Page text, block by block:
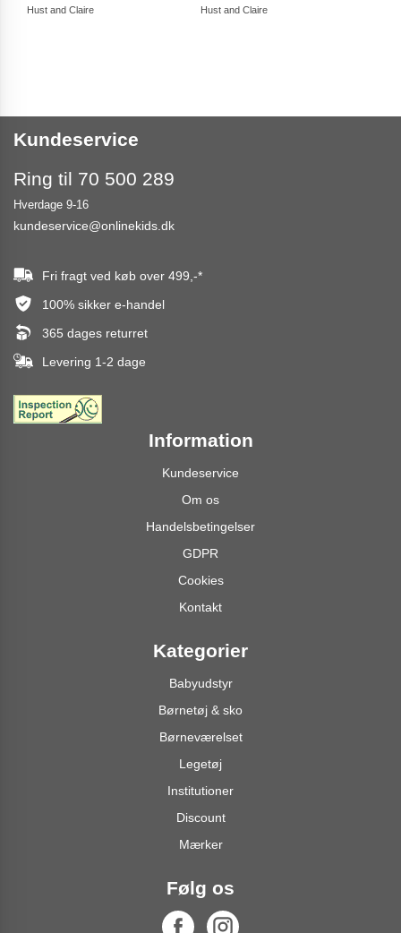
Hust and Claire Hust and Claire
Kundeservice
Ring til 70 500 289
Hverdage 9-16
kundeservice@onlinekids.dk
Fri fragt ved køb over 499,-*
100% sikker e-handel
365 dages returret
Levering 1-2 dage
Information
Kundeservice
Om os
Handelsbetingelser
GDPR
Cookies
Kontakt
Kategorier
Babyudstyr
Børnetøj & sko
Børneværelset
Legetøj
Institutioner
Discount
Mærker
Følg os